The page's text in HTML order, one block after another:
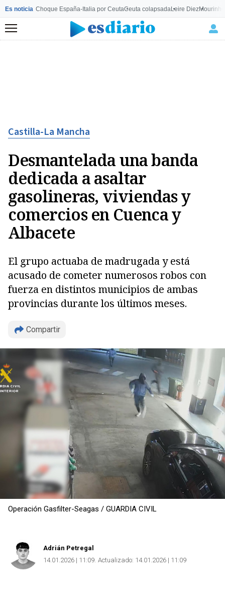
Es noticia Choque España-Italia por CeutaCeuta colapsadaLeire Diez
Menú
Castilla-La Mancha
Desmantelada una banda
dedicada a asaltar
gasolineras, viviendas y
comercios en Cuenca y
Albacete
El grupo actuaba de madrugada y está
acusado de cometer numerosos robos con
fuerza en distintos municipios de ambas
provincias durante los últimos meses.
Compartir
Copiar
Operación Gasfilter-Seagas / GUARDIA CIVIL
Adrián Petregal
14.01.2026 | 11:09 Actualizado: 14.01.2026 | 11:09